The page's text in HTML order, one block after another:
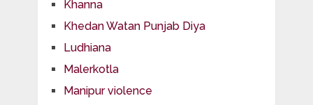
Khanna
Khedan Watan Punjab Diya
Ludhiana
Malerkotla
Manipur violence